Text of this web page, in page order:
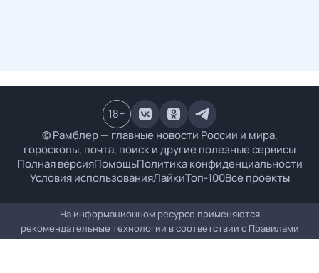
© Рамблер — главные новости России и мира,
гороскопы, почта, поиск и другие полезные сервисы
Полная версияПомощьПолитика конфиденциальности
Условия использованияЛайкиТоп-100Все проекты
18+
На информационном ресурсе применяются
рекомендательные технологии в соответствии с Правилами